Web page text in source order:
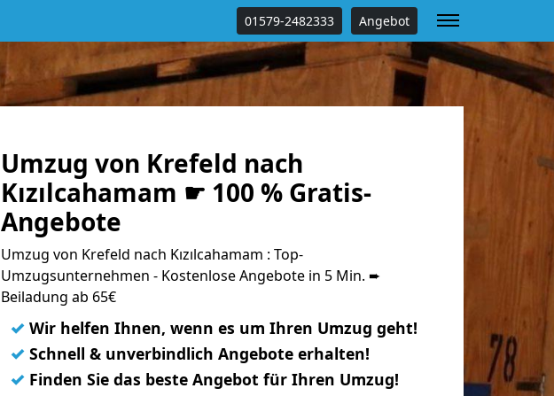
01579-2482333 Angebot
Umzug von Krefeld nach
Kızılcahamam ☛ 100 % Gratis-
Angebote
Umzug von Krefeld nach Kızılcahamam : Top-
Umzugsunternehmen - Kostenlose Angebote in 5 Min. ➨
Beiladung ab 65€
✓ Wir helfen Ihnen, wenn es um Ihren Umzug geht!
✓ Schnell & unverbindlich Angebote erhalten!
✓ Finden Sie das beste Angebot für Ihren Umzug!